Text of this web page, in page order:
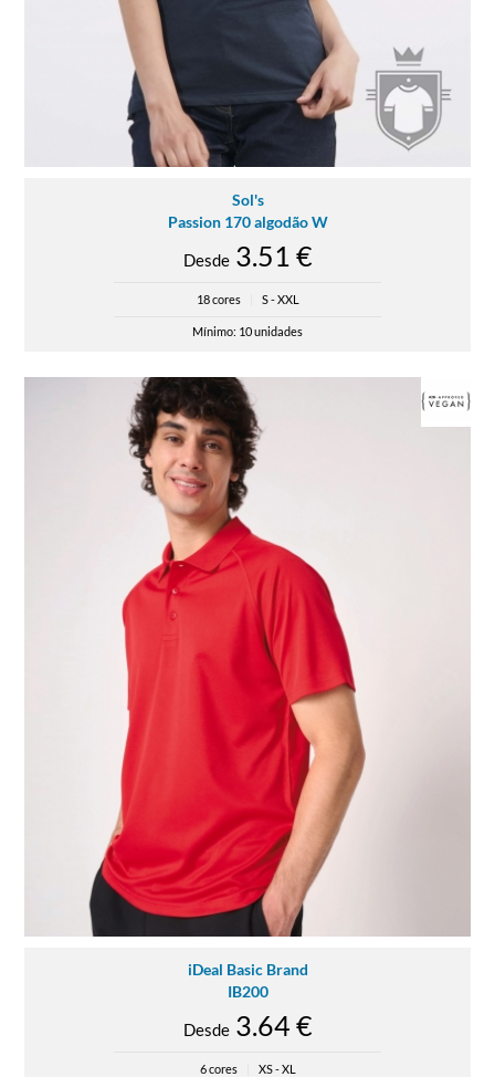
Sol's
Passion 170 algodão W
Desde3.51 €
18 cores S - XXL
Mínimo: 10 unidades
iDeal Basic Brand
IB200
Desde3.64 €
6 cores XS - XL